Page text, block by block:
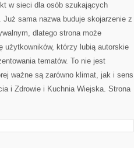
w sieci dla osób szukających
sama nazwa buduje skojarzenie z
dlatego strona może
użytkowników, którzy lubią autorskie
tematów. To nie jest
ważne są zarówno klimat, jak i sens
i Zdrowie i Kuchnia Wiejska. Strona